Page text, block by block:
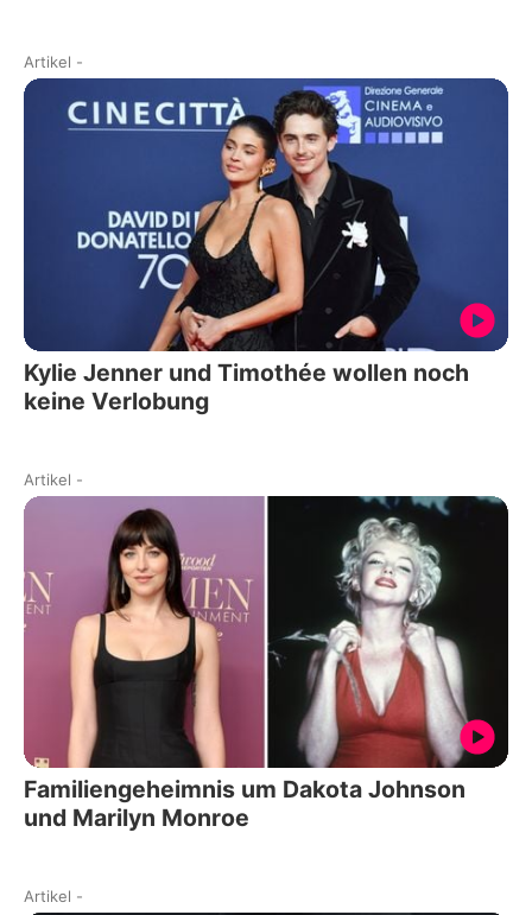
Artikel -
Kylie Jenner und Timothée wollen noch
keine Verlobung
Artikel -
Familiengeheimnis um Dakota Johnson
und Marilyn Monroe
Artikel -